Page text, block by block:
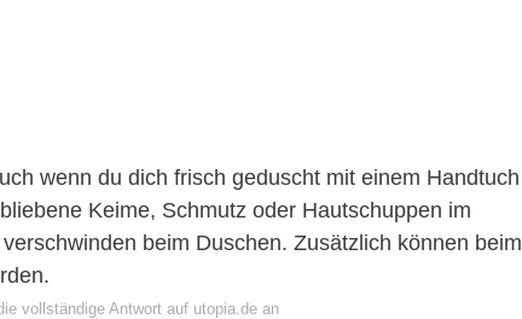
wenn du dich frisch geduscht mit einem Handtuch
Keime, Schmutz oder Hautschuppen im
beim Duschen. Zusätzlich können beim
vollständige Antwort auf utopia.de an